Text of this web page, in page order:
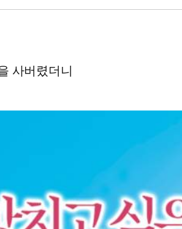
사버렸더니